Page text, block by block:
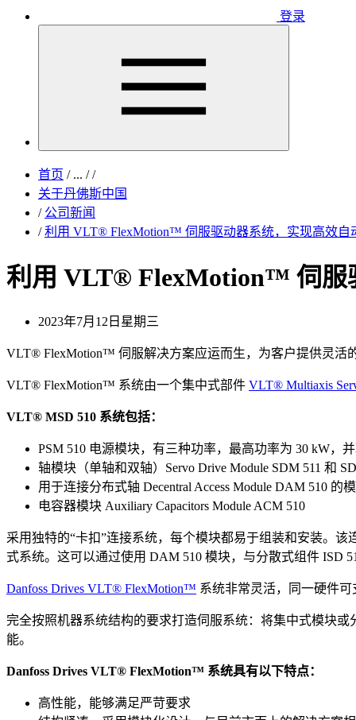
登录
首页 /... / /
关于丹佛斯中国
/ 公司新闻
/ 利用 VLT® FlexMotion™ 伺服驱动器系统，实现高效自
利用 VLT® FlexMotion™ 伺服
2023年7月12日星期三
VLT® FlexMotion™ 伺服解决方案应运而生，为客户提供灵活
VLT® FlexMotion™ 系统由一个集中式部件 VLT® Multiaxis
VLT® MSD 510 系统包括：
PSM 510 电源模块，有三种功率，最高功率为 30 kW，
轴模块（单轴和双轴）Servo Drive Module SDM 511 和
用于连接分布式轴 Decentral Access Module DAM 510 的
电容器模块 Auxiliary Capacitors Module ACM 510
采用独特的“卡扣”连接系统，每个模块都易于组装和安装。
式系统。这可以通过使用 DAM 510 模块，与分散式组件 ISD
Danfoss Drives VLT® FlexMotion™ 系统非常灵活，同一硬件可
完全按照机器系统结构的要求打造伺服系统：将集中式模块
能。
Danfoss Drives VLT® FlexMotion™ 系统具有以下特点：
高性能，能够满足严苛要求